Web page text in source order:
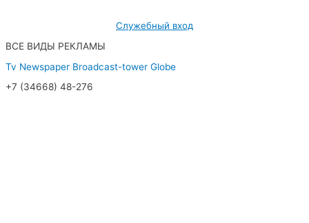
Служебный вход
ВСЕ ВИДЫ РЕКЛАМЫ
Tv Newspaper Broadcast-tower Globe
+7 (34668) 48-276